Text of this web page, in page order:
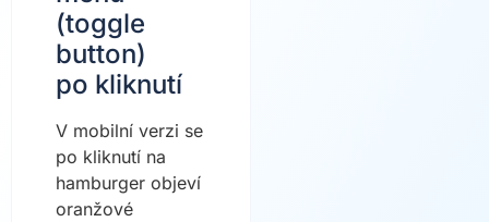
(toggle
button)
po kliknutí
V mobilní verzi se
po kliknutí na
hamburger objeví
oranžové